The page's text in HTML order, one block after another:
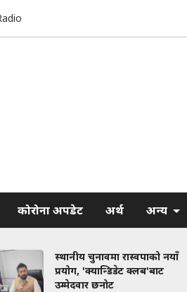
कोरोना अपडेट अर्थ अन्य
स्थानीय चुनावमा रास्वपाको नयाँ
प्रयोग, 'क्यान्डिडेट क्लब'बाट
उम्मेदवार छनोट